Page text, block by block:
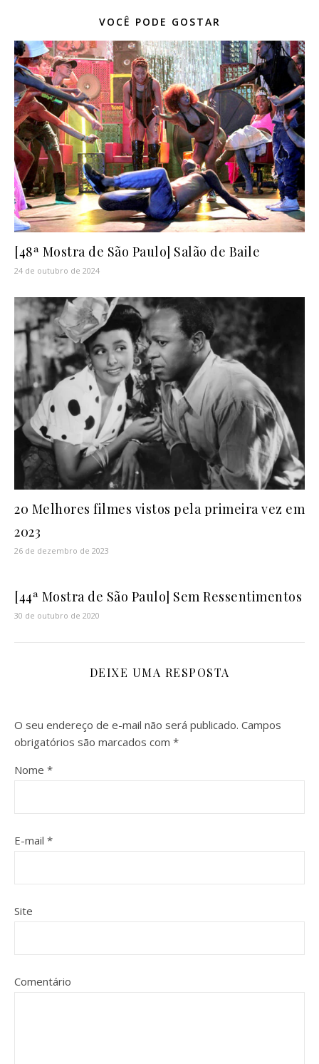
VOCÊ PODE GOSTAR
[48ª Mostra de São Paulo] Salão de Baile
24 de outubro de 2024
20 Melhores filmes vistos pela primeira vez em
2023
26 de dezembro de 2023
[44ª Mostra de São Paulo] Sem Ressentimentos
30 de outubro de 2020
DEIXE UMA RESPOSTA
O seu endereço de e-mail não será publicado. Campos
obrigatórios são marcados com *
Nome *
E-mail *
Site
Comentário